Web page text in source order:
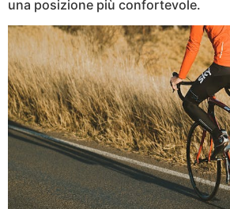
una posizione più confortevole.